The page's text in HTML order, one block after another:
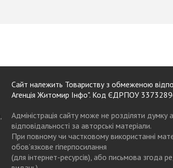
Сайт належить Товариству з обмеженою
Агенція Житомир Інфо". Код ЄДРПОУ
Адміністрація сайту може не розділяти думку
відповідальності за авторські матеріали.
При повному чи частковому використанні
обов’язкове гіперпосилання
(для інтернет-ресурсів), або письмова згода